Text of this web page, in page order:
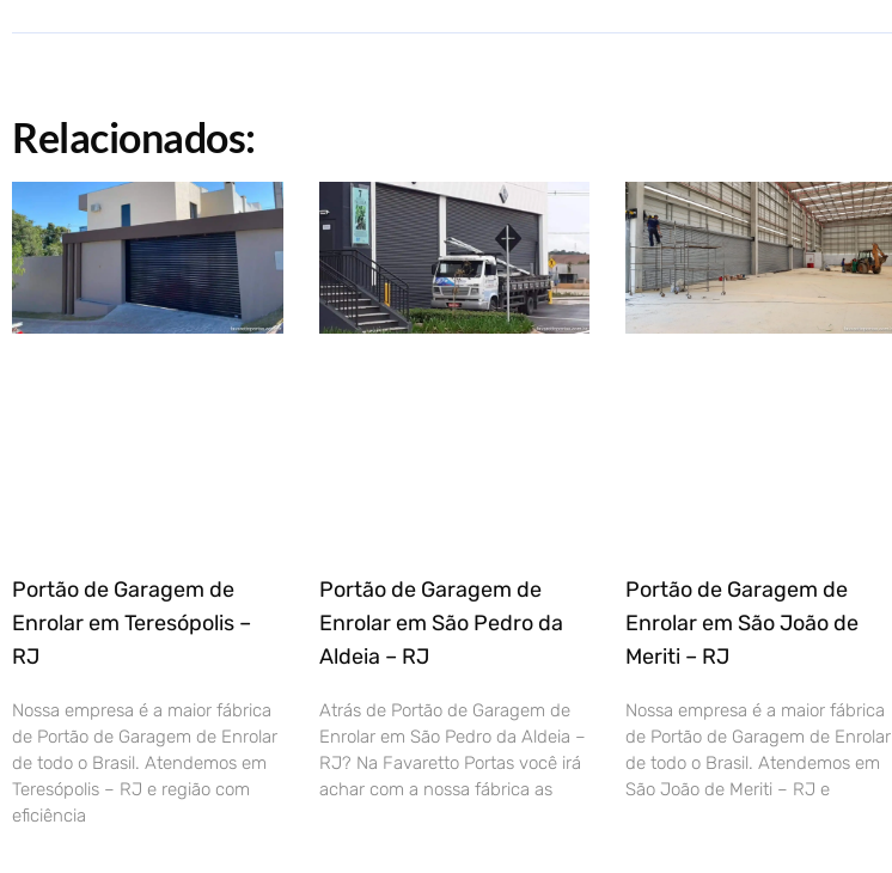
Relacionados:
Portão de Garagem de
Enrolar em Teresópolis –
RJ
Nossa empresa é a maior fábrica
de Portão de Garagem de Enrolar
de todo o Brasil. Atendemos em
Teresópolis – RJ e região com
eficiência
Portão de Garagem de
Enrolar em São Pedro da
Aldeia – RJ
Atrás de Portão de Garagem de
Enrolar em São Pedro da Aldeia –
RJ? Na Favaretto Portas você irá
achar com a nossa fábrica as
Portão de Garagem de
Enrolar em São João de
Meriti – RJ
Nossa empresa é a maior fábrica
de Portão de Garagem de Enrolar
de todo o Brasil. Atendemos em
São João de Meriti – RJ e